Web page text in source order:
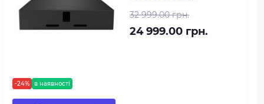
-24% в наявності
32 999.00 грн.
24 999.00 грн.